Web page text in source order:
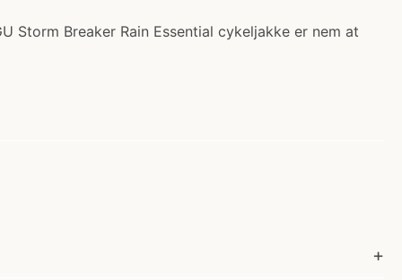
Storm Breaker Rain Essential cykeljakke er nem at